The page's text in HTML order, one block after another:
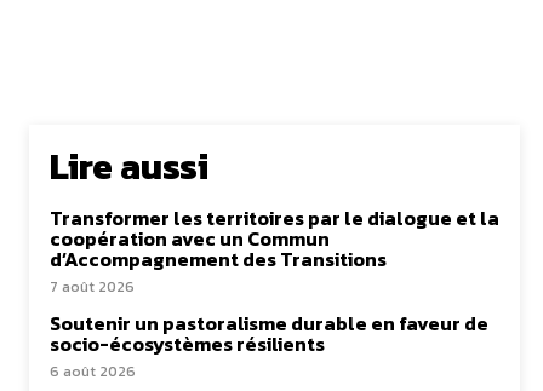
Lire aussi
Transformer les territoires par le dialogue et la
coopération avec un Commun
d’Accompagnement des Transitions
7 août 2026
Soutenir un pastoralisme durable en faveur de
socio-écosystèmes résilients
6 août 2026